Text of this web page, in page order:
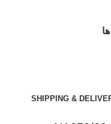
SHIPPING &